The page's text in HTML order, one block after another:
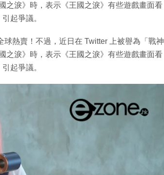
之淚》時，表示《王國之淚》有些遊戲畫面看
起爭議。
熱賣！不過，近日在 Twitter 上被譽為「戰神
之淚》時，表示《王國之淚》有些遊戲畫面看
起爭議。